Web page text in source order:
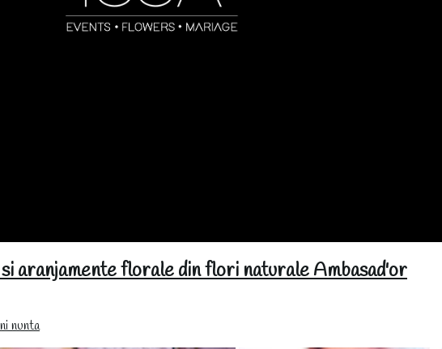
aranjamente florale din flori naturale Ambasad'or
nunta